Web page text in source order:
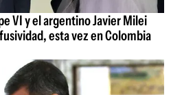
VI y el argentino Javier Milei
esta vez en Colombia